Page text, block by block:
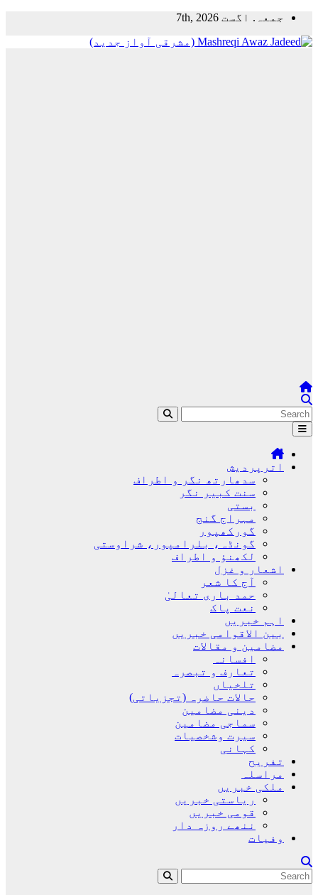
Skip
content
جمعہ. اگست 7th, 2026
اترپردیش
سدھارتھ نگر و اطراف
سنت کبیر نگر
بستی
مہراج گنج
گورکھپور
گونڈہ، بلرامپور، شراوستی
لکھنؤ و اطراف
اشعار و غزل
آج کا شعر
حمد باری تعالیٰ
نعت پاک
اہم خبریں
بین الاقوامی خبریں
مضامین و مقالات
افسانہ
تعارف و تبصرہ
تلخیاں
حالات حاضرہ (تجزیاتی)
دینی مضامین
سماجی مضامین
سیرت وشخصیات
کہانی
تفریح
مراسلہ
ملکی خبریں
ریاستی خبریں
قومی خبریں
ننھے روزہ دار
وفیات